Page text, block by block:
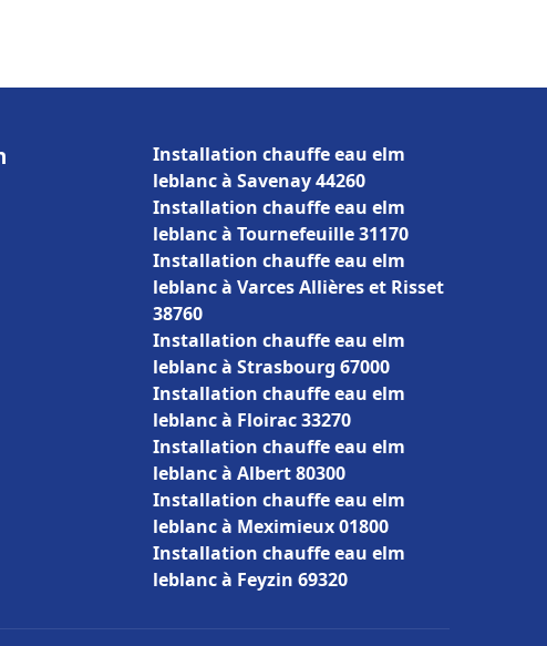
Installation chauffe eau elm
leblanc à Savenay 44260
Installation chauffe eau elm
leblanc à Tournefeuille 31170
Installation chauffe eau elm
leblanc à Varces Allières et Risset
38760
Installation chauffe eau elm
leblanc à Strasbourg 67000
Installation chauffe eau elm
leblanc à Floirac 33270
Installation chauffe eau elm
leblanc à Albert 80300
Installation chauffe eau elm
leblanc à Meximieux 01800
Installation chauffe eau elm
leblanc à Feyzin 69320